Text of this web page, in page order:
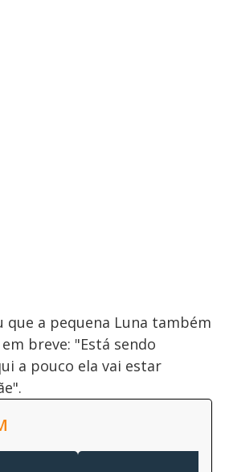
que a pequena Luna também
breve: "Está sendo
a pouco ela vai estar